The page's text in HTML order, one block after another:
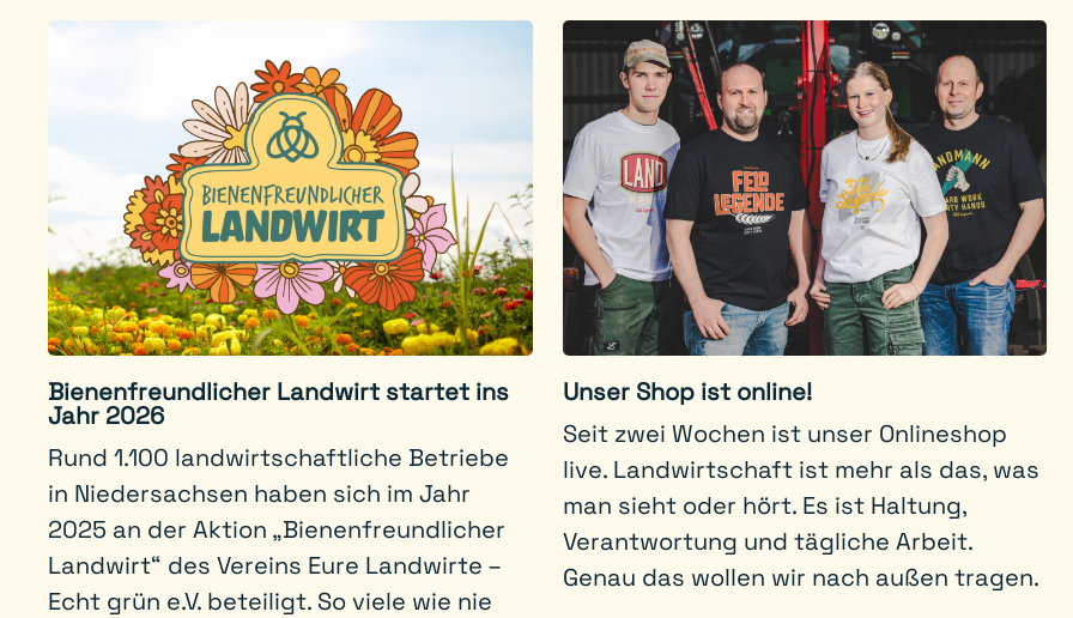
Bienenfreundlicher Landwirt startet ins
Jahr 2026
Rund 1.100 landwirtschaftliche Betriebe
in Niedersachsen haben sich im Jahr
2025 an der Aktion „Bienenfreundlicher
Landwirt“ des Vereins Eure Landwirte –
Echt grün e.V. beteiligt. So viele wie nie
Unser Shop ist online!
Seit zwei Wochen ist unser Onlineshop
live. Landwirtschaft ist mehr als das, was
man sieht oder hört. Es ist Haltung,
Verantwortung und tägliche Arbeit.
Genau das wollen wir nach außen tragen.